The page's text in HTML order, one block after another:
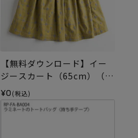
【無料ダウンロード】イー
ジースカート（65cm）（レ
シピ）
¥0 (税込)